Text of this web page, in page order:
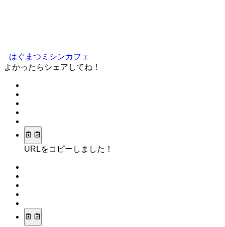
はぐまつミシンカフェ
よかったらシェアしてね！
URLをコピーしました！